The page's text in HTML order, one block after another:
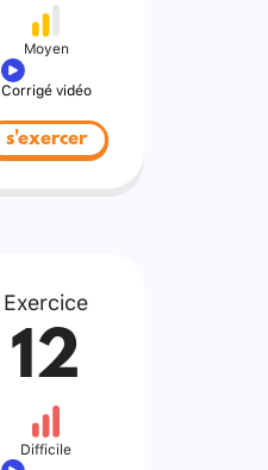
Moyen
Corrigé vidéo
s'exercer
Exercice
12
Difficile